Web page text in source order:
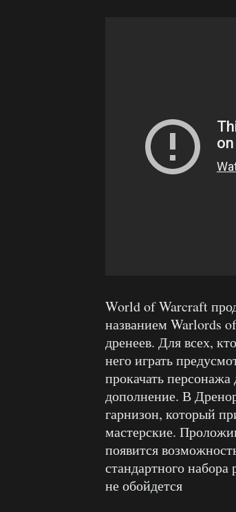
World of Warcraft
названием Warlords
дренеев. Для всех,
него играть
прокачать
дополнение. В
гарнизон, который
мастерские.
появится
стандартного
не обойдется